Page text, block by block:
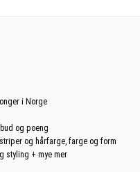
i Norge
og poeng
og hårfarge, farge og form
styling + mye mer